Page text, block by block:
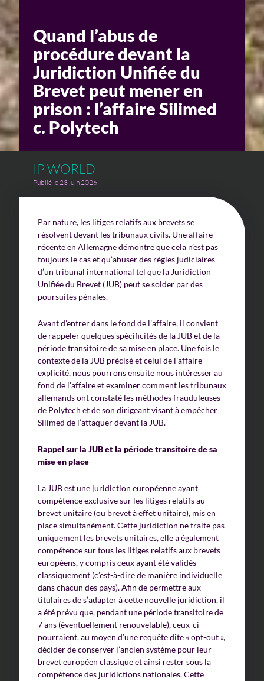
Quand l’abus de
procédure devant la
Juridiction Unifiée du
Brevet peut mener en
prison : l’affaire Silimed
c. Polytech
IP WORLD
Publié le 23 juin 2026
Par nature, les litiges relatifs aux brevets se
résolvent devant les tribunaux civils. Une affaire
récente en Allemagne démontre que cela n’est pas
toujours le cas et qu’abuser des règles judiciaires
d’un tribunal international tel que la Juridiction
Unifiée du Brevet (JUB) peut se solder par des
poursuites pénales.
Avant d’entrer dans le fond de l’affaire, il convient
de rappeler quelques spécificités de la JUB et de la
période transitoire de sa mise en place. Une fois le
contexte de la JUB précisé et celui de l’affaire
explicité, nous pourrons ensuite nous intéresser au
fond de l’affaire et examiner comment les tribunaux
allemands ont constaté les méthodes frauduleuses
de Polytech et de son dirigeant visant à empêcher
Silimed de l’attaquer devant la JUB.
Rappel sur la JUB et la période transitoire de sa
mise en place
La JUB est une juridiction européenne ayant
compétence exclusive sur les litiges relatifs au
brevet unitaire (ou brevet à effet unitaire), mis en
place simultanément. Cette juridiction ne traite pas
uniquement les brevets unitaires, elle a également
compétence sur tous les litiges relatifs aux brevets
européens, y compris ceux ayant été validés
classiquement (c’est-à-dire de manière individuelle
dans chacun des pays). Afin de permettre aux
titulaires de s’adapter à cette nouvelle juridiction, il
a été prévu que, pendant une période transitoire de
7 ans (éventuellement renouvelable), ceux-ci
pourraient, au moyen d’une requête dite « opt-out »,
décider de conserver l’ancien système pour leur
brevet européen classique et ainsi rester sous la
compétence des juridictions nationales. Cette